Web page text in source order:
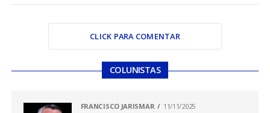
CLICK PARA COMENTAR
COLUNISTAS
FRANCISCO JARISMAR 11/11/2025